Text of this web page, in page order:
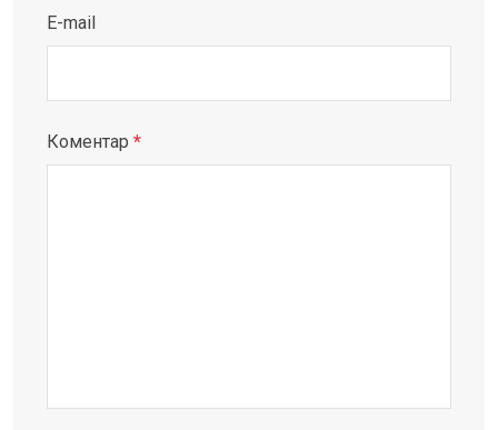
E-mail
Коментар *